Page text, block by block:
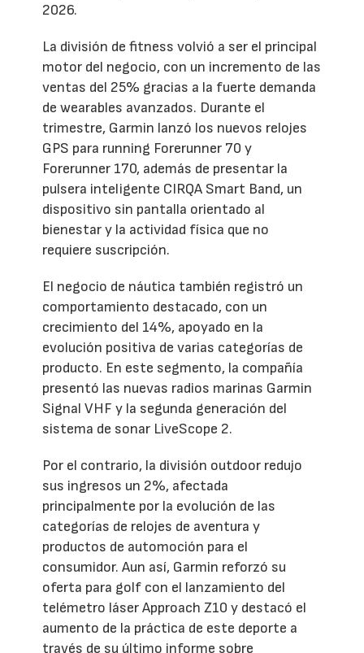
2026.
La división de fitness volvió a ser el principal
motor del negocio, con un incremento de las
ventas del 25% gracias a la fuerte demanda
de wearables avanzados. Durante el
trimestre, Garmin lanzó los nuevos relojes
GPS para running Forerunner 70 y
Forerunner 170, además de presentar la
pulsera inteligente CIRQA Smart Band, un
dispositivo sin pantalla orientado al
bienestar y la actividad física que no
requiere suscripción.
El negocio de náutica también registró un
comportamiento destacado, con un
crecimiento del 14%, apoyado en la
evolución positiva de varias categorías de
producto. En este segmento, la compañía
presentó las nuevas radios marinas Garmin
Signal VHF y la segunda generación del
sistema de sonar LiveScope 2.
Por el contrario, la división outdoor redujo
sus ingresos un 2%, afectada
principalmente por la evolución de las
categorías de relojes de aventura y
productos de automoción para el
consumidor. Aun así, Garmin reforzó su
oferta para golf con el lanzamiento del
telémetro láser Approach Z10 y destacó el
aumento de la práctica de este deporte a
través de su último informe sobre